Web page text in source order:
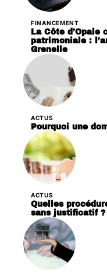
FINANCEMENT
La Côte
patrimoniale :
Grenelle
ACTUS
Pourquoi une
ACTUS
Quelles
sans justificatif ?